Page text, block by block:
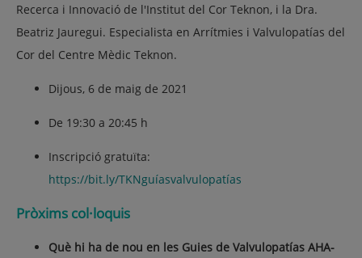
Recerca i Innovació de l'Institut del Cor Teknon, i la Dra.
Beatriz Jauregui. Especialista en Arrítmies i Valvulopatías del
Cor del Centre Mèdic Teknon.
Dijous, 6 de maig de 2021
De 19:30 a 20:45 h
Inscripció gratuïta:
https://bit.ly/TKNguíasvalvulopatías
Pròxims col·loquis
Què hi ha de nou en les Guies de Valvulopatías AHA-